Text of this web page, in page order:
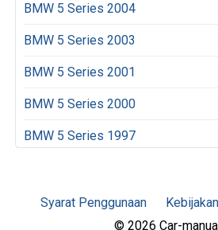
BMW 5 Series 2004
BMW 5 Series 2003
BMW 5 Series 2001
BMW 5 Series 2000
BMW 5 Series 1997
Syarat Penggunaan
© 2026 Car-